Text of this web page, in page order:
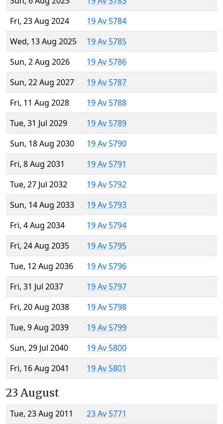
Fri, 23 Aug 2024
19 Av 5784
Wed, 13 Aug 2025
19 Av 5785
Sun, 2 Aug 2026
19 Av 5786
Sun, 22 Aug 2027
19 Av 5787
Fri, 11 Aug 2028
19 Av 5788
Tue, 31 Jul 2029
19 Av 5789
Sun, 18 Aug 2030
19 Av 5790
Fri, 8 Aug 2031
19 Av 5791
Tue, 27 Jul 2032
19 Av 5792
Sun, 14 Aug 2033
19 Av 5793
Fri, 4 Aug 2034
19 Av 5794
Fri, 24 Aug 2035
19 Av 5795
Tue, 12 Aug 2036
19 Av 5796
Fri, 31 Jul 2037
19 Av 5797
Fri, 20 Aug 2038
19 Av 5798
Tue, 9 Aug 2039
19 Av 5799
Sun, 29 Jul 2040
19 Av 5800
Fri, 16 Aug 2041
19 Av 5801
23 August
Tue, 23 Aug 2011
23 Av 5771